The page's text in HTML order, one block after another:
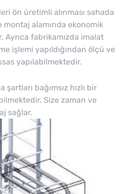
ön üretimli alınması sahada
alamında ekonomik
Ayrıca fabrikamızda imalat
işlemi yapıldığından ölçü ve
yapılabilmektedir.
bağımsız hızlı bir
Size zaman ve
sağlar.